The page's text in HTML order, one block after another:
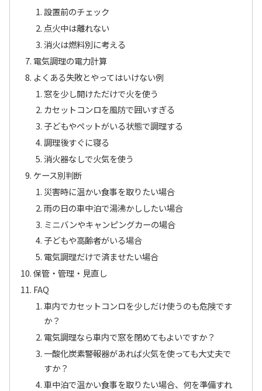
設置前のチェック
点火中は離れない
消火は燃料別に考える
電気調理の電力計算
よくある失敗とやってはいけない例
窓を少し開けただけで火を使う
カセットコンロを風防で囲いすぎる
子どもやペットがいる状態で調理する
調理後すぐに寝る
消火器なしで火気を使う
ケース別判断
災害時に温かい食事を取りたい場合
雨の日の車中泊で湯沸かししたい場合
ミニバンやキャンピングカーの場合
子どもや高齢者がいる場合
電気調理だけで済ませたい場合
保管・管理・見直し
FAQ
車内でカセットコンロを少しだけ使うのも危険です
か？
電気調理なら車内で窓を閉めてもよいですか？
一酸化炭素警報器があれば火気を使っても大丈夫で
すか？
車中泊で温かい食事を取りたい場合、何を準備すれ